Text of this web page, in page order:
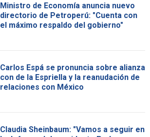
Ministro de Economía anuncia nuevo
directorio de Petroperú: "Cuenta con
el máximo respaldo del gobierno"
Carlos Espá se pronuncia sobre alianza
con de la Espriella y la reanudación de
relaciones con México
Claudia Sheinbaum: "Vamos a seguir en